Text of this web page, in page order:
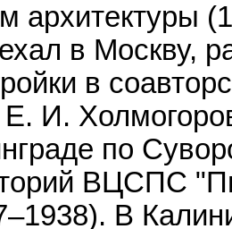
архитектуры
в Москву,
в
И.
по
ВЦСПС
В